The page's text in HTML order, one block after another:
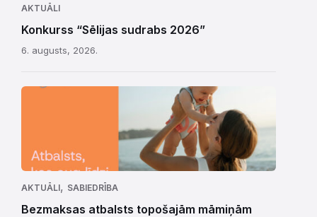
AKTUĀLI
Konkurss “Sēlijas sudrabs 2026”
6. augusts, 2026.
AKTUĀLI, SABIEDRĪBA
Bezmaksas atbalsts topošajām māmiņām